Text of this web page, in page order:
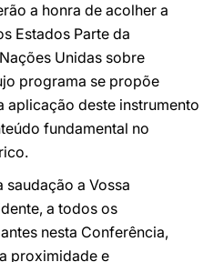
a honra de acolher a
Estados Parte da
Unidas sobre
programa se propõe
aplicação deste instrumento
fundamental no
saudação a Vossa
a todos os
nesta Conferência,
proximidade e